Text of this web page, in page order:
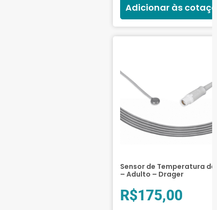
Adicionar às
Sensor de Temperatura de
– Adulto – Drager
R$175,00